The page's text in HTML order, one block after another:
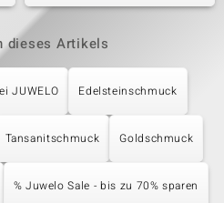
dieses Artikels
JUWELO Edelsteinschmuck
Tansanitschmuck Goldschmuck
% Juwelo Sale - bis zu 70% sparen